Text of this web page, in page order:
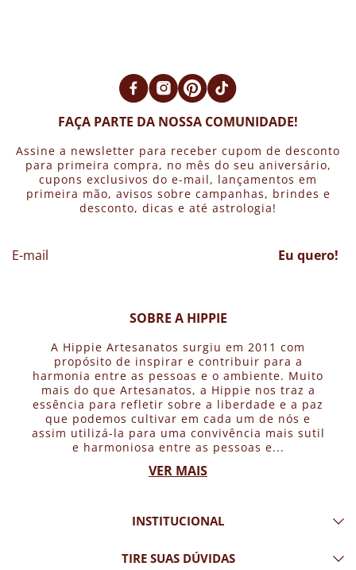
FAÇA PARTE DA NOSSA COMUNIDADE!
Assine a newsletter para receber cupom de desconto
para primeira compra, no mês do seu aniversário,
cupons exclusivos do e-mail, lançamentos em
primeira mão, avisos sobre campanhas, brindes e
desconto, dicas e até astrologia!
Eu quero!
SOBRE A HIPPIE
A Hippie Artesanatos surgiu em 2011 com
propósito de inspirar e contribuir para a
harmonia entre as pessoas e o ambiente. Muito
mais do que Artesanatos, a Hippie nos traz a
essência para refletir sobre a liberdade e a paz
que podemos cultivar em cada um de nós e
assim utilizá-la para uma convivência mais sutil
e harmoniosa entre as pessoas e...
VER MAIS
INSTITUCIONAL
TIRE SUAS DÚVIDAS